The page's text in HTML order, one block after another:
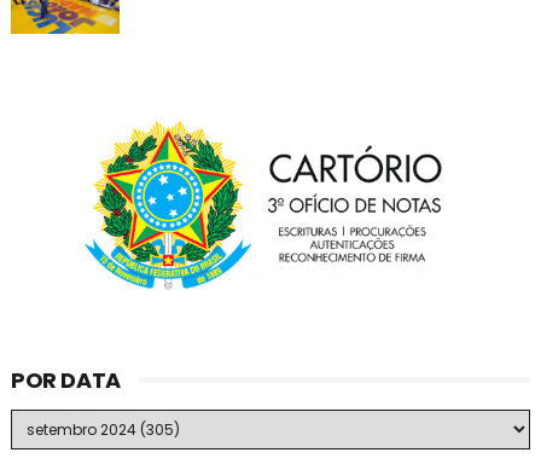
POR DATA